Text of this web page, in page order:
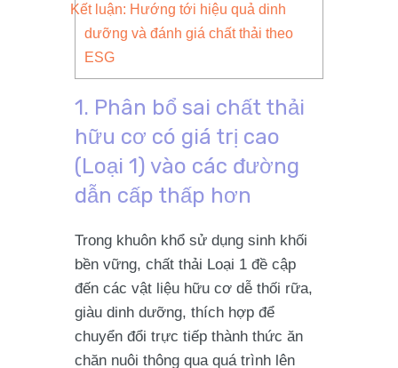
Kết luận: Hướng tới hiệu quả dinh
dưỡng và đánh giá chất thải theo
ESG
1. Phân bổ sai chất thải
hữu cơ có giá trị cao
(Loại 1) vào các đường
dẫn cấp thấp hơn
Trong khuôn khổ sử dụng sinh khối
bền vững, chất thải Loại 1 đề cập
đến các vật liệu hữu cơ dễ thối rữa,
giàu dinh dưỡng, thích hợp để
chuyển đổi trực tiếp thành thức ăn
chăn nuôi thông qua quá trình lên